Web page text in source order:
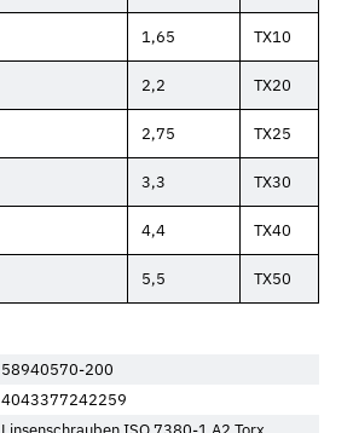
1,65 TX10
2,2 TX20
2,75 TX25
3,3 TX30
4,4 TX40
5,5 TX50
58940570-200
4043377242259